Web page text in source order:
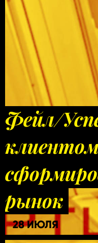
Фейл/
рынок
28 ИЮЛЯ